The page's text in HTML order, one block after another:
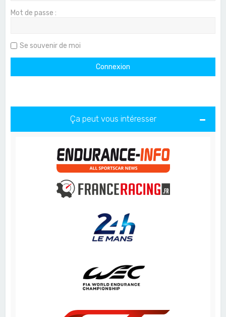
Mot de passe :
Se souvenir de moi
Ça peut vous intéresser